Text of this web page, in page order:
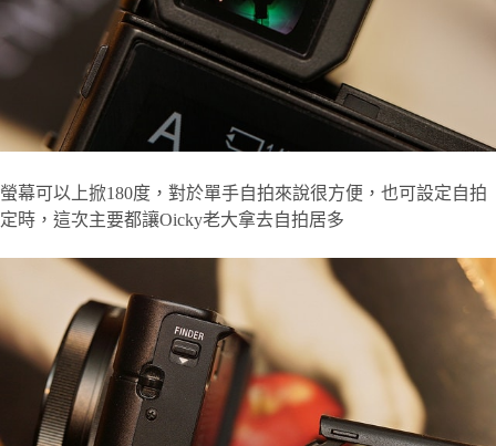
螢幕可以上掀180度，對於單手自拍來說很方便，也可設定自拍
定時，這次主要都讓Oicky老大拿去自拍居多